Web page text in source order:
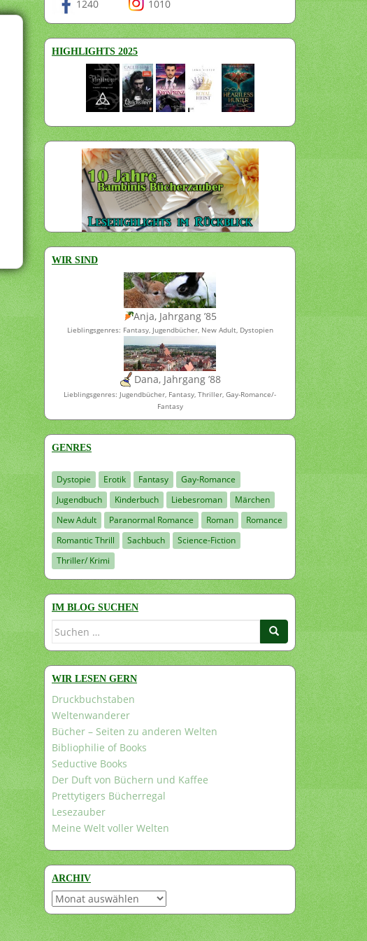
1240 1010
HIGHLIGHTS 2025
WIR SIND
Anja, Jahrgang ’85
Lieblingsgenres: Fantasy, Jugendbücher, New Adult, Dystopien
Dana, Jahrgang ’88
Lieblingsgenres: Jugendbücher, Fantasy, Thriller, Gay-Romance/-
Fantasy
GENRES
Dystopie Erotik Fantasy
Gay-Romance
Jugendbuch
Kinderbuch Liebesroman
Märchen
New Adult
Paranormal Romance Roman
Romance
Romantic Thrill
Sachbuch
Science-Fiction
Thriller/ Krimi
IM BLOG SUCHEN
Suchen
WIR LESEN GERN
Druckbuchstaben
Weltenwanderer
Bücher – Seiten zu anderen Welten
Bibliophilie of Books
Seductive Books
Der Duft von Büchern und Kaffee
Prettytigers Bücherregal
Lesezauber
Meine Welt voller Welten
ARCHIV
Archiv